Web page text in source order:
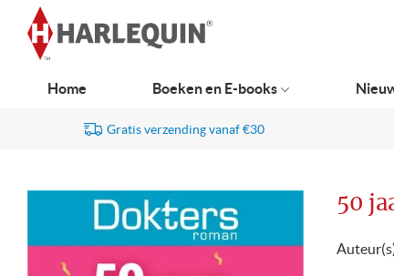
navigatie
Gratis verzending vanaf €30
50
Home Boeken en E-books